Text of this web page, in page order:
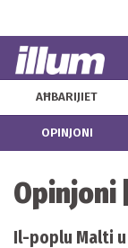
AĦBARIJIET
OPINJONI
Opinjoni
Il-poplu Malti